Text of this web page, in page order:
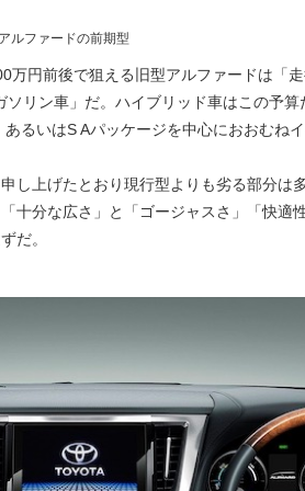
ルファードの前期型
万円前後で狙える旧型アルファードは「
ソリン車」だ。ハイブリッド車はこの予
るいはS Aパッケージを中心におおむねイ
し上げたとおり現行型よりも劣る部分は
十分な広さ」と「ゴージャスさ」「快適
だ。